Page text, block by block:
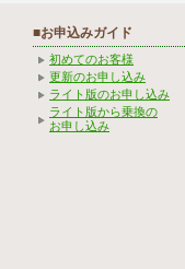
■お申込みガイド
初めてのお客様
更新のお申し込み
ライト版のお申し込み
ライト版から乗換の
お申し込み